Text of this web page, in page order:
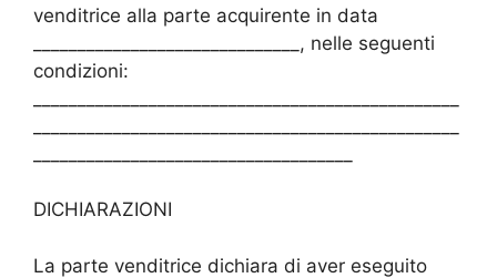
venditrice alla parte acquirente in data
______________________________, nelle seguenti
condizioni:
DICHIARAZIONI
La parte venditrice dichiara di aver eseguito